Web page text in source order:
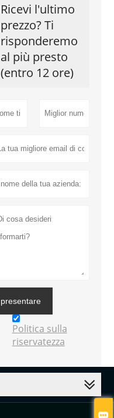

Ricevi l'ultimo
prezzo? Ti
risponderemo
al più presto
(entro 12 ore)
presentare
Politica sulla
riservatezza